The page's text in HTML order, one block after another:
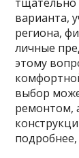
варианта,
региона,
личные
этому
выбор
ремонтом,